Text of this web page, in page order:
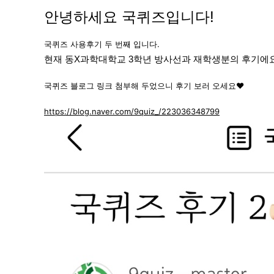
안녕하세요 국퀴즈입니다!
국퀴즈 사용후기 두 번째 입니다.
현재 동X과학대학교 3학년 방사선과 재학생분의 후기에
국퀴즈 블로그 링크 첨부해 두었으니 후기 보러 오세요♥
https://blog.naver.com/9quiz_/223036348799